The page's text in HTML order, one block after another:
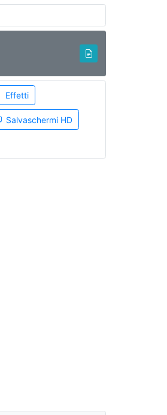
Effetti
Salvaschermi HD